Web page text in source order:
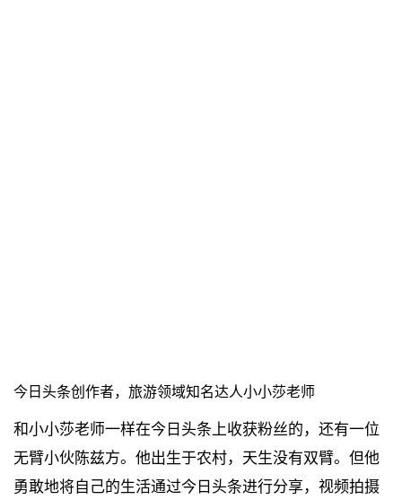
今日头条创作者，旅游领域知名达人小小莎老师
和小小莎老师一样在今日头条上收获粉丝的，还有一位
无臂小伙陈兹方。他出生于农村，天生没有双臂。但他
勇敢地将自己的生活通过今日头条进行分享，视频拍摄